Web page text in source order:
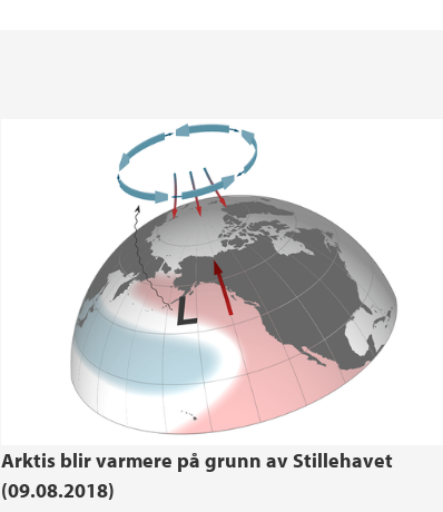
Arktis blir varmere på grunn av Stillehavet
(09.08.2018)